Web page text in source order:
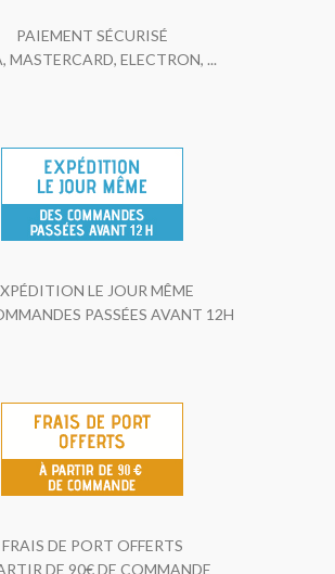
PAIEMENT SÉCURISÉ
MASTERCARD, ELECTRON, ...
LE JOUR MÊME
PASSÉES AVANT 12H
FRAIS DE PORT OFFERTS
DE 90€ DE COMMANDE